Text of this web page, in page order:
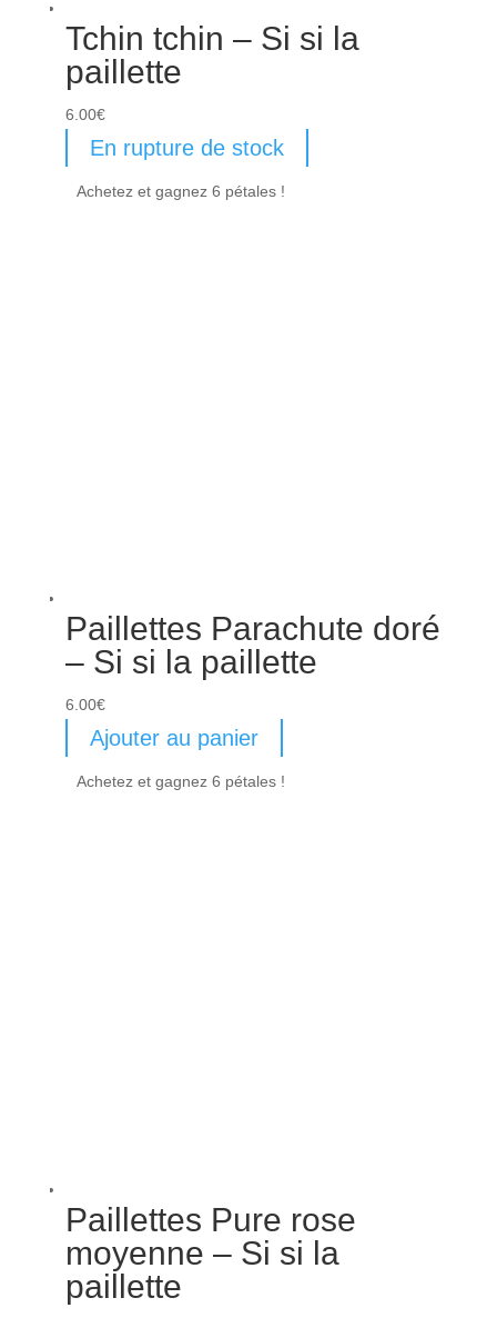
Tchin tchin – Si si la
paillette
6.00€
En rupture de stock
Achetez et gagnez 6 pétales !
Paillettes Parachute doré
– Si si la paillette
6.00€
Ajouter au panier
Achetez et gagnez 6 pétales !
Paillettes Pure rose
moyenne – Si si la
paillette